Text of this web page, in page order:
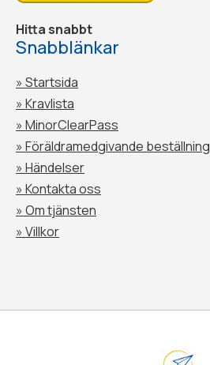
Hitta snabbt
Snabblänkar
» Startsida
» Kravlista
» MinorClearPass
» Föräldramedgivande beställning
» Händelser
» Kontakta oss
» Om tjänsten
» Villkor